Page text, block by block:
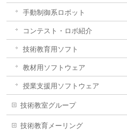
手動制御系ロボット
コンテスト・ロボ紹介
技術教育用ソフト
教材用ソフトウェア
授業支援用ソフトウェア
技術教室グループ
技術教育メーリング